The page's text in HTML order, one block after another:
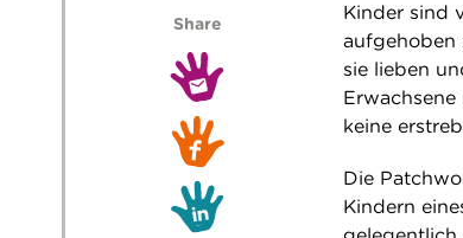
Kinder sind
aufgehoben
sie lieben
keine
Die
Kindern
Share